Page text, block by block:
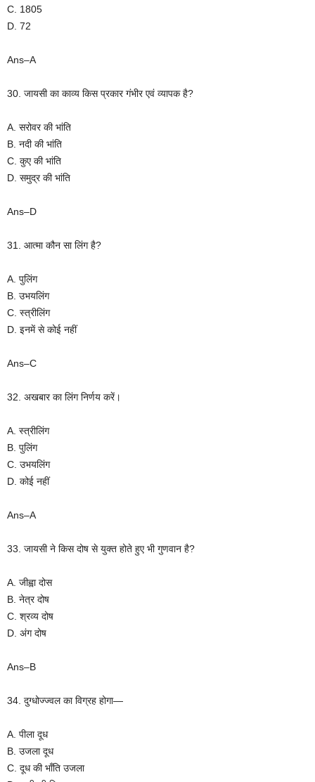
C. 1805
D. 72
Ans–A
30. जायसी का काव्य किस प्रकार गंभीर एवं व्यापक है?
A. सरोवर की भांति
B. नदी की भांति
C. कुए की भांति
D. समुद्र की भांति
Ans–D
31. आत्मा कौन सा लिंग है?
A. पुलिंग
B. उभयलिंग
C. स्त्रीलिंग
D. इनमें से कोई नहीं
Ans–C
32. अखबार का लिंग निर्णय करें।
A. स्त्रीलिंग
B. पुलिंग
C. उभयलिंग
D. कोई नहीं
Ans–A
33. जायसी ने किस दोष से युक्त होते हुए भी गुणवान है?
A. जीह्वा दोस
B. नेत्र दोष
C. श्रव्य दोष
D. अंग दोष
Ans–B
34. दुग्धोज्ज्वल का विग्रह होगा—
A. पीला दूध
B. उजला दूध
C. दूध की भाँति उजला